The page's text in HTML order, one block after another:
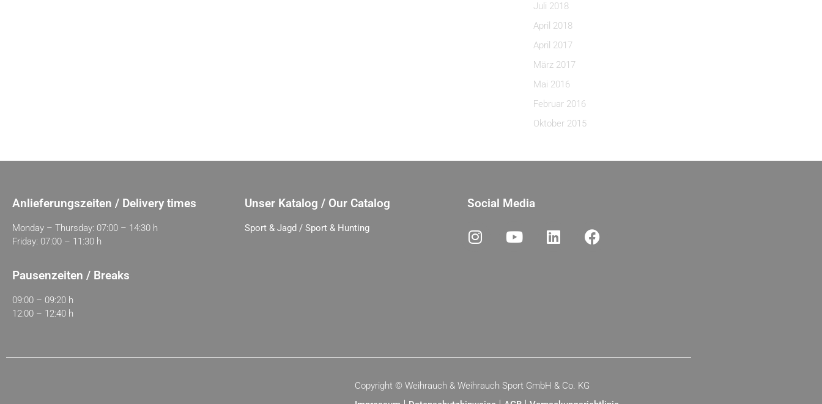
Juli 2018
April 2018
April 2017
März 2017
Mai 2016
Februar 2016
Oktober 2015
Anlieferungszeiten / Delivery times
Monday – Thursday: 07:00 – 14:30 h
Friday: 07:00 – 11:30 h
Pausenzeiten / Breaks
09:00 – 09:20 h
12:00 – 12:40 h
Unser Katalog / Our Catalog
Sport & Jagd / Sport & Hunting
Social Media
Copyright © Weihrauch & Weihrauch Sport GmbH & Co. KG